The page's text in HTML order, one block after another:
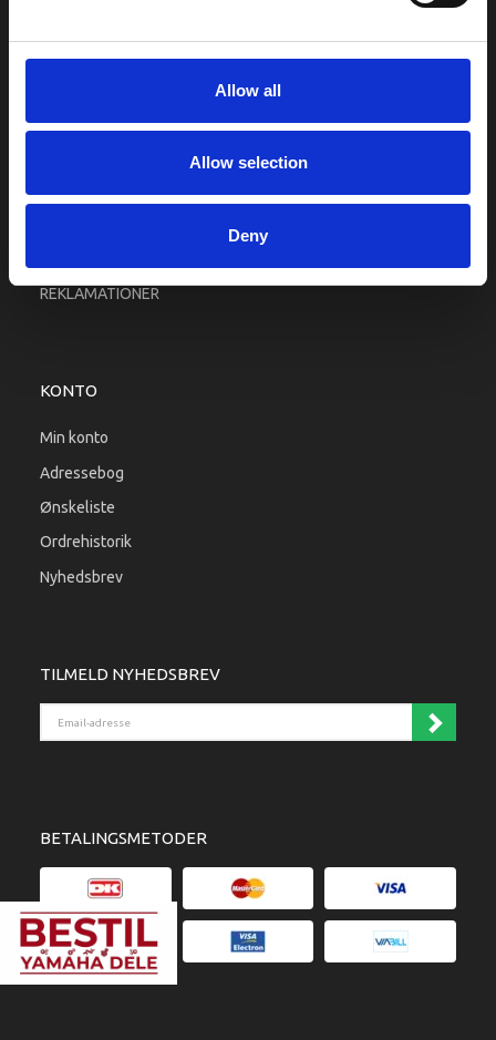
Allow all
Allow selection
Deny
Fragt og levering
Betingelser & Vilkår
Købsgaranti
REKLAMATIONER
KONTO
Min konto
Adressebog
Ønskeliste
Ordrehistorik
Nyhedsbrev
TILMELD NYHEDSBREV
BETALINGSMETODER